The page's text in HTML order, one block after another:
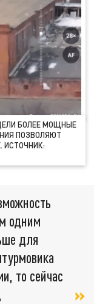
БОЛЕЕ МОЩНЫЕ
ПОЗВОЛЯЮТ
одним
для
то сейчас